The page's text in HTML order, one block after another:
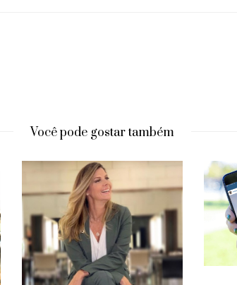
Você pode gostar também